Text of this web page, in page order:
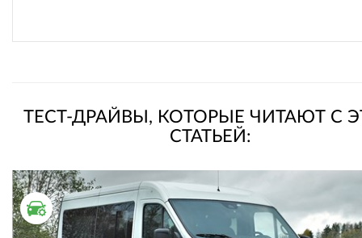
ТЕСТ-ДРАЙВЫ, КОТОРЫЕ ЧИТАЮТ С
СТАТЬЕЙ:
ТЕСТ ДРАЙВ